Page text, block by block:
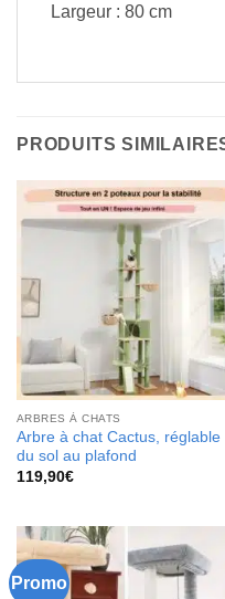
Largeur : 80 cm
PRODUITS
ARBRES À CHATS
Arbre à chat Cactus, réglable
du sol au plafond
119,90€
Promo